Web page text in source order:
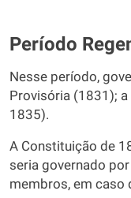
Período
Nesse período,
Provisória (1831); a
1835).
A Constituição de
seria governado
membros, em caso